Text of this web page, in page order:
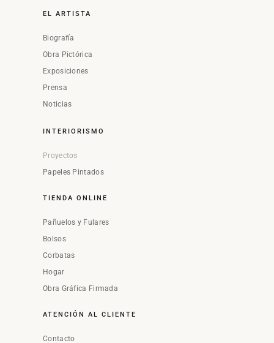
EL ARTISTA
Biografía
Obra Pictórica
Exposiciones
Prensa
Noticias
INTERIORISMO
Proyectos
Papeles Pintados
TIENDA ONLINE
Pañuelos y Fulares
Bolsos
Corbatas
Hogar
Obra Gráfica Firmada
ATENCIÓN AL CLIENTE
Contacto